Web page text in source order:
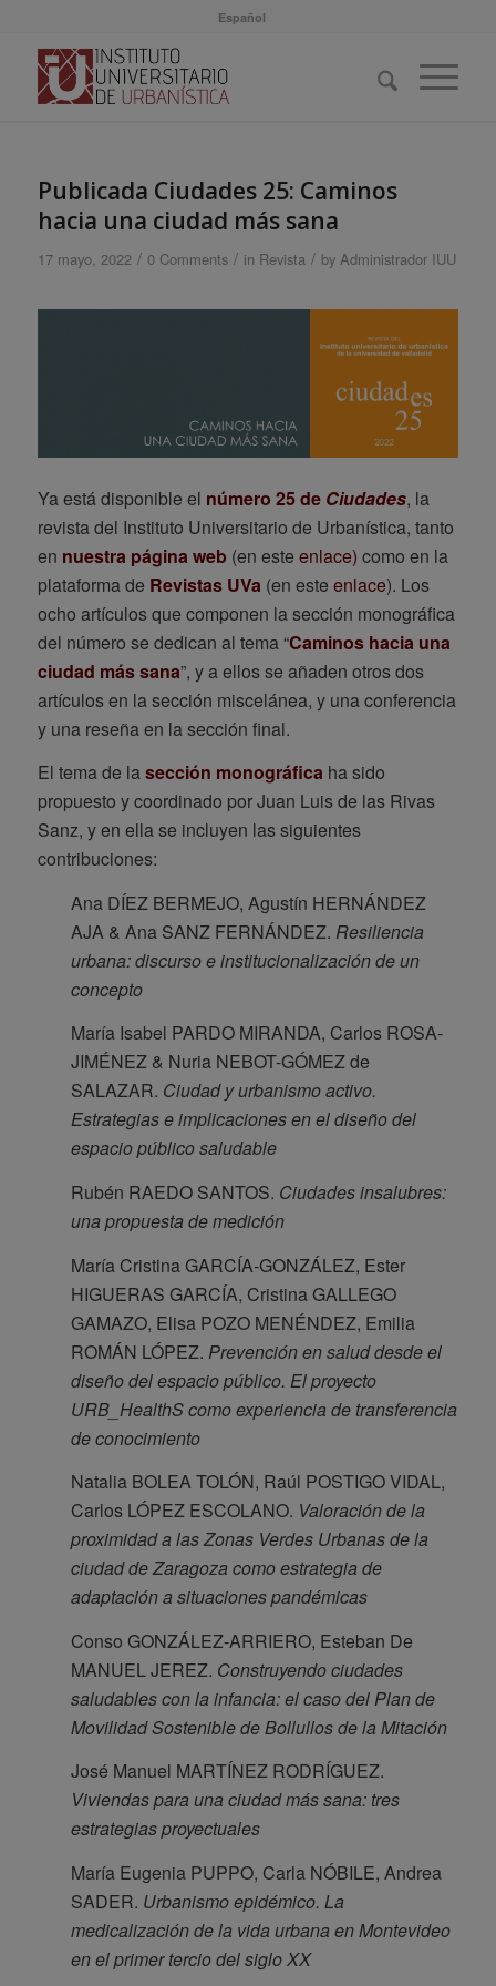
Español
Publicada Ciudades 25: Caminos
hacia una ciudad más sana
17 mayo, 2022 / 0 Comments / in Revista / by Administrador IUU
Ya está disponible el número 25 de Ciudades, la
revista del Instituto Universitario de Urbanística, tanto
en nuestra página web (en este enlace) como en la
plataforma de Revistas UVa (en este enlace). Los
ocho artículos que componen la sección monográfica
del número se dedican al tema “Caminos hacia una
ciudad más sana”, y a ellos se añaden otros dos
artículos en la sección miscelánea, y una conferencia
y una reseña en la sección final.
El tema de lasección monográfica ha sido
propuesto y coordinado por Juan Luis de las Rivas
Sanz, y en ella se incluyen las siguientes
contribuciones:
Ana DÍEZ BERMEJO, Agustín HERNÁNDEZ
AJA & Ana SANZ FERNÁNDEZ. Resiliencia
urbana: discurso e institucionalización de un
concepto
María Isabel PARDO MIRANDA, Carlos ROSA-
JIMÉNEZ & Nuria NEBOT-GÓMEZ de
SALAZAR. Ciudad y urbanismo activo.
Estrategias e implicaciones en el diseño del
espacio público saludable
Rubén RAEDO SANTOS. Ciudades insalubres:
una propuesta de medición
María Cristina GARCÍA-GONZÁLEZ, Ester
HIGUERAS GARCÍA, Cristina GALLEGO
GAMAZO, Elisa POZO MENÉNDEZ, Emilia
ROMÁN LÓPEZ. Prevención en salud desde el
diseño del espacio público. El proyecto
URB_HealthS como experiencia de transferencia
de conocimiento
Natalia BOLEA TOLÓN, Raúl POSTIGO VIDAL,
Carlos LÓPEZ ESCOLANO. Valoración de la
proximidad a las Zonas Verdes Urbanas de la
ciudad de Zaragoza como estrategia de
adaptación a situaciones pandémicas
Conso GONZÁLEZ-ARRIERO, Esteban De
MANUEL JEREZ. Construyendo ciudades
saludables con la infancia: el caso del Plan de
Movilidad Sostenible de Bollullos de la Mitación
José Manuel MARTÍNEZ RODRÍGUEZ.
Viviendas para una ciudad más sana: tres
estrategias proyectuales
María Eugenia PUPPO, Carla NÓBILE, Andrea
SADER. Urbanismo epidémico. La
medicalización de la vida urbana en Montevideo
en el primer tercio del siglo XX